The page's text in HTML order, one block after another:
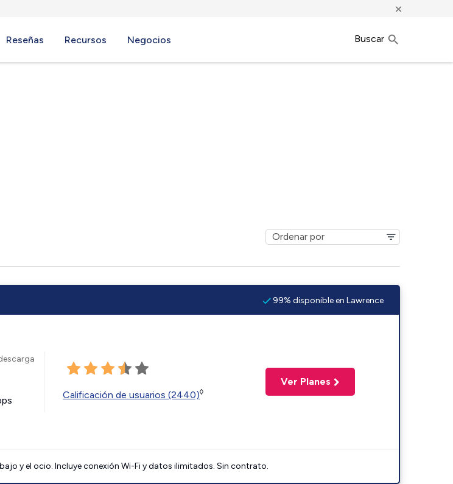
×
Reseñas Recursos Negocios Buscar
99% disponible en Lawrence
Calificación de usuarios (2440)◊
Ver Planes
y el ocio. Incluye conexión Wi-Fi y datos ilimitados. Sin contrato.